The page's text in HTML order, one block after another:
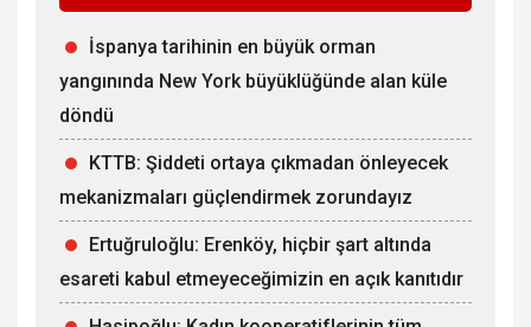
İspanya tarihinin en büyük orman
yangınında New York büyüklüğünde alan küle
döndü
KTTB: Şiddeti ortaya çıkmadan önleyecek
mekanizmaları güçlendirmek zorundayız
Ertuğruloğlu: Erenköy, hiçbir şart altında
esareti kabul etmeyeceğimizin en açık kanıtıdır